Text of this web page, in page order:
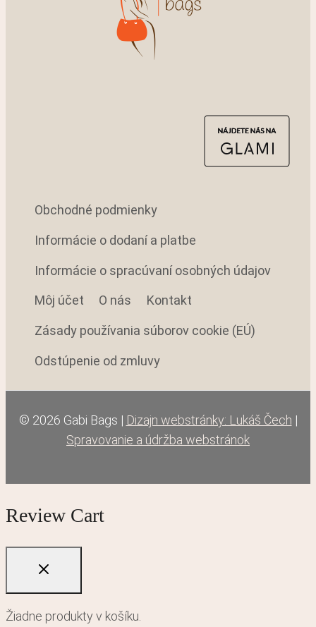
Obchodné podmienky
Informácie o dodaní a platbe
Informácie o spracúvaní osobných údajov
Môj účet O nás Kontakt
Zásady používania súborov cookie (EÚ)
Odstúpenie od zmluvy
© 2026 Gabi Bags | Dizajn webstránky: Lukáš Čech |
Spravovanie a údržba webstránok
Review Cart
Žiadne produkty v košíku.